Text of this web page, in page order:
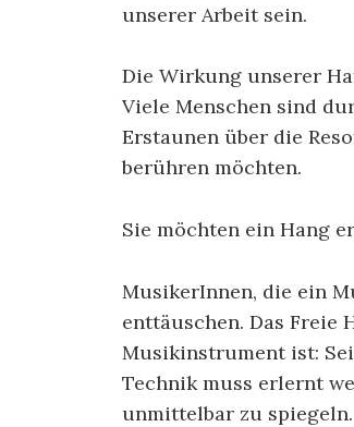
unserer Arbeit sein.
Die Wirkung unserer
Viele Menschen sind
Erstaunen über die
berühren möchten.
Sie möchten ein Hang
MusikerInnen, die ein
enttäuschen. Das Freie
Musikinstrument ist:
Technik muss erlernt
unmittelbar zu spiegeln.